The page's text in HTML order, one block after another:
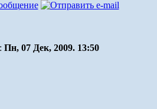
Пн, 07 Дек, 2009. 13:50